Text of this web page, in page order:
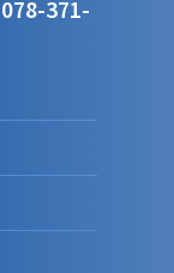
371-